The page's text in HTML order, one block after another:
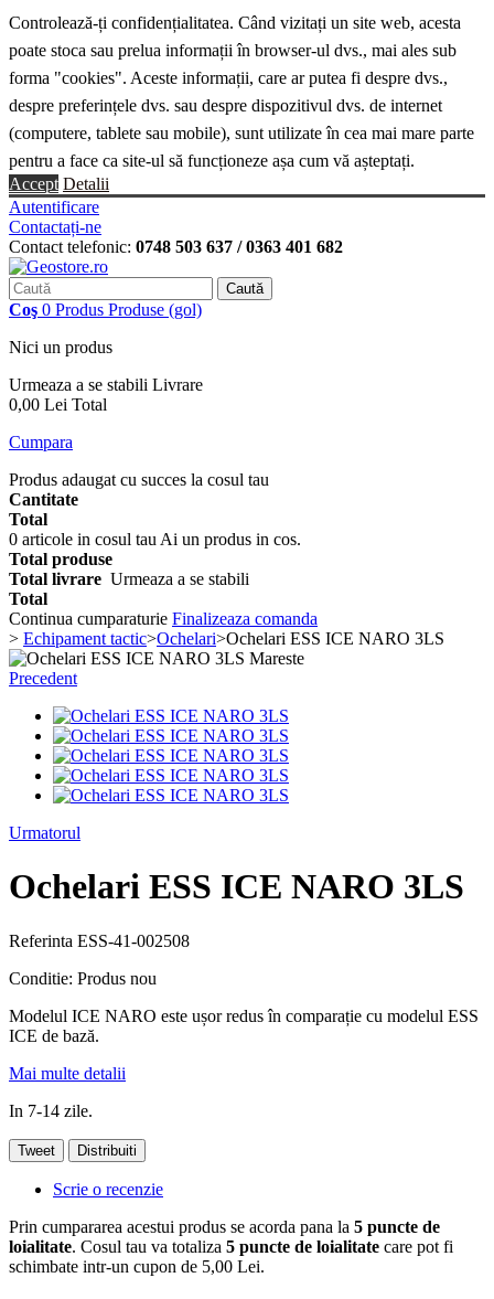
Controlează-ți confidențialitatea. Când vizitați un site web, acesta
poate stoca sau prelua informații în browser-ul dvs., mai ales sub
forma "cookies". Aceste informații, care ar putea fi despre dvs.,
despre preferințele dvs. sau despre dispozitivul dvs. de internet
(computere, tablete sau mobile), sunt utilizate în cea mai mare parte
pentru a face ca site-ul să funcționeze așa cum vă așteptați.
Accept Detalii
Autentificare
Contactați-ne
Contact telefonic: 0748 503 637 / 0363 401 682
Caută
Coş 0 Produs Produse (gol)
Nici un produs
Urmeaza a se stabili Livrare
0,00 Lei Total
Cumpara
Produs adaugat cu succes la cosul tau
Cantitate
Total
0 articole in cosul tau Ai un produs in cos.
Total produse
Total livrare Urmeaza a se stabili
Total
Continua cumparaturie Finalizeaza comanda
> Echipament tactic>Ochelari>Ochelari ESS ICE NARO 3LS
Mareste
Precedent
Urmatorul
Ochelari ESS ICE NARO 3LS
Referinta ESS-41-002508
Conditie: Produs nou
Modelul ICE NARO este ușor redus în comparație cu modelul ESS
ICE de bază.
Mai multe detalii
In 7-14 zile.
Tweet Distribuiti
Scrie o recenzie
Prin cumpararea acestui produs se acorda pana la 5 puncte de
loialitate. Cosul tau va totaliza 5 puncte de loialitate care pot fi
schimbate intr-un cupon de 5,00 Lei.